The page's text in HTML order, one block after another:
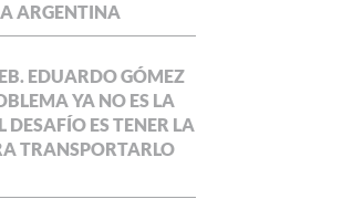
ARGENTINA
EDUARDO GÓMEZ
YA NO ES LA
DESAFÍO ES TENER LA
TRANSPORTARLO